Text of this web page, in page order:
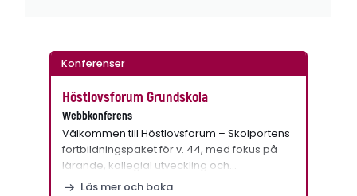
Konferenser
Höstlovsforum Grundskola
Webbkonferens
Välkommen till Höstlovsforum – Skolportens
fortbildningspaket för v. 44, med fokus på
lärande, kollegial utveckling och…
Läs mer och boka